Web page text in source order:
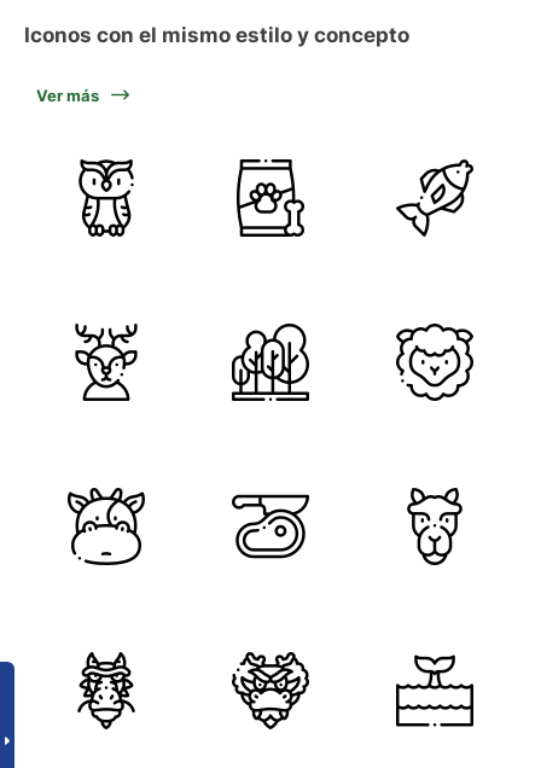
Iconos con el mismo estilo y concepto
Ver más